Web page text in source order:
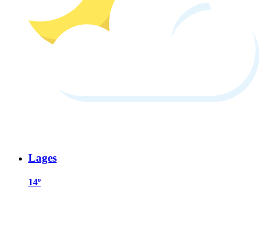
Lages
14º